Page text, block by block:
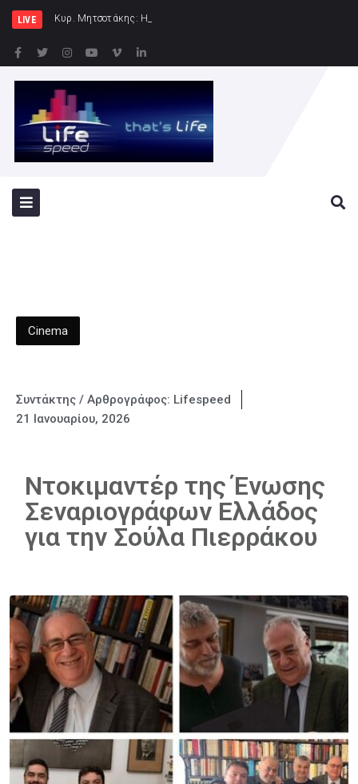
LIVE Κυρ. Μητσοτάκης: Η χώρα δεν μπορεί να είν
Cinema
Συντάκτης / Αρθρογράφος: Lifespeed
21 Ιανουαρίου, 2026
Ντοκιμαντέρ της Ένωσης
Σεναριογράφων Ελλάδος
για την Σούλα Πιερράκου